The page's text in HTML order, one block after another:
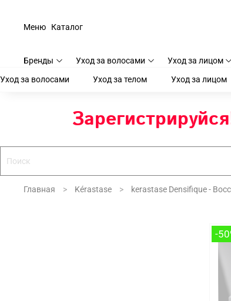
Каталог
Меню
Бренды Уход за волосами Уход за лицом
Уход за волосами Уход за телом Уход за лицом
Главная Kérastase kerastase Densifique -
-